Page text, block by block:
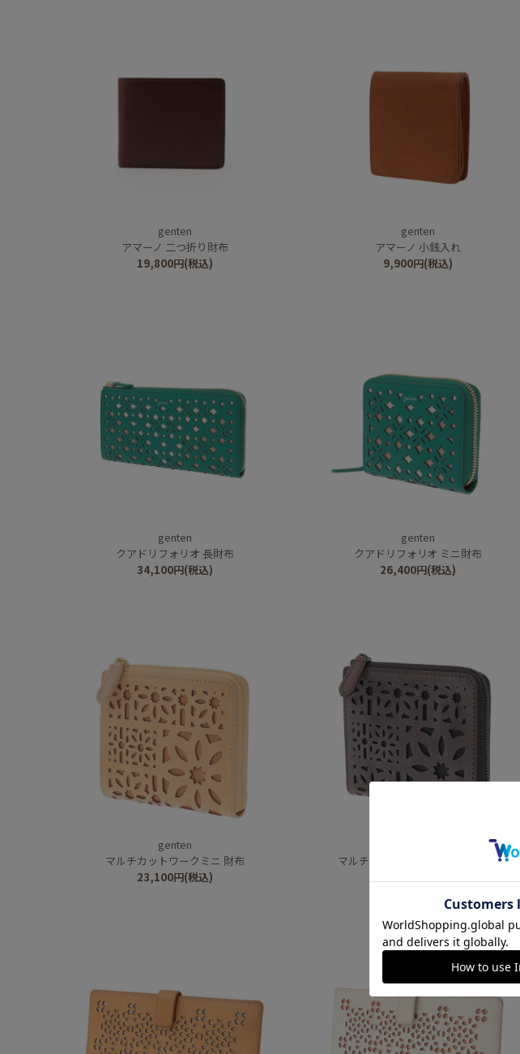
genten
アマーノ 二つ折り財布
19,800円(税込)
genten
アマーノ 小銭入れ
9,900円(税込)
genten
クアドリフォリオ 長財布
34,100円(税込)
genten
クアドリフォリオ ミニ財布
26,400円(税込)
genten
マルチカットワークミニ 財布
23,100円(税込)
マルチカットワークミニ ミニ財布